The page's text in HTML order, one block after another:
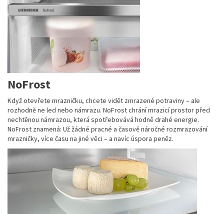
NoFrost
Když otevřete mrazničku, chcete vidět zmrazené potraviny – ale
rozhodně ne led nebo námrazu. NoFrost chrání mrazicí prostor před
nechtěnou námrazou, která spotřebovává hodně drahé energie.
NoFrost znamená: Už žádné pracné a časově náročné rozmrazování
mrazničky, více času na jiné věci – a navíc úspora peněz.